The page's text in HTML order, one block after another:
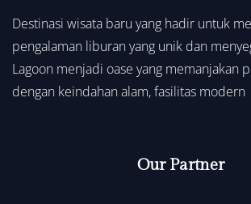
Destinasi wisata baru yang hadir untuk
pengalaman liburan yang unik dan
Lagoon menjadi oase yang memanjakan
dengan keindahan alam, fasilitas modern
Our Partner